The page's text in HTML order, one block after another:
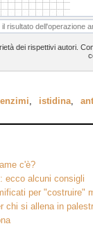
dei rispettivi autori.
enzimi, istidina,
c'è?
ecco alcuni consigli
per "costruire"
chi si allena in